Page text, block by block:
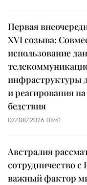
Первая
XVI созыва:
использование
инфраструктуры
и реагирования
бедствия
07/08/2026 08:41
Австралия
сотрудничество
важный фактор